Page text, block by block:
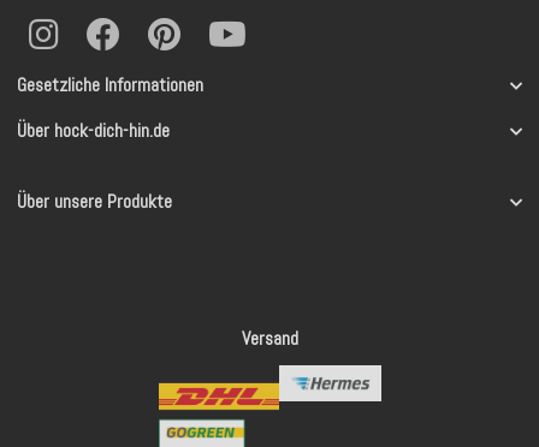
Gesetzliche Informationen
Über hock-dich-hin.de
Über unsere Produkte
Versand